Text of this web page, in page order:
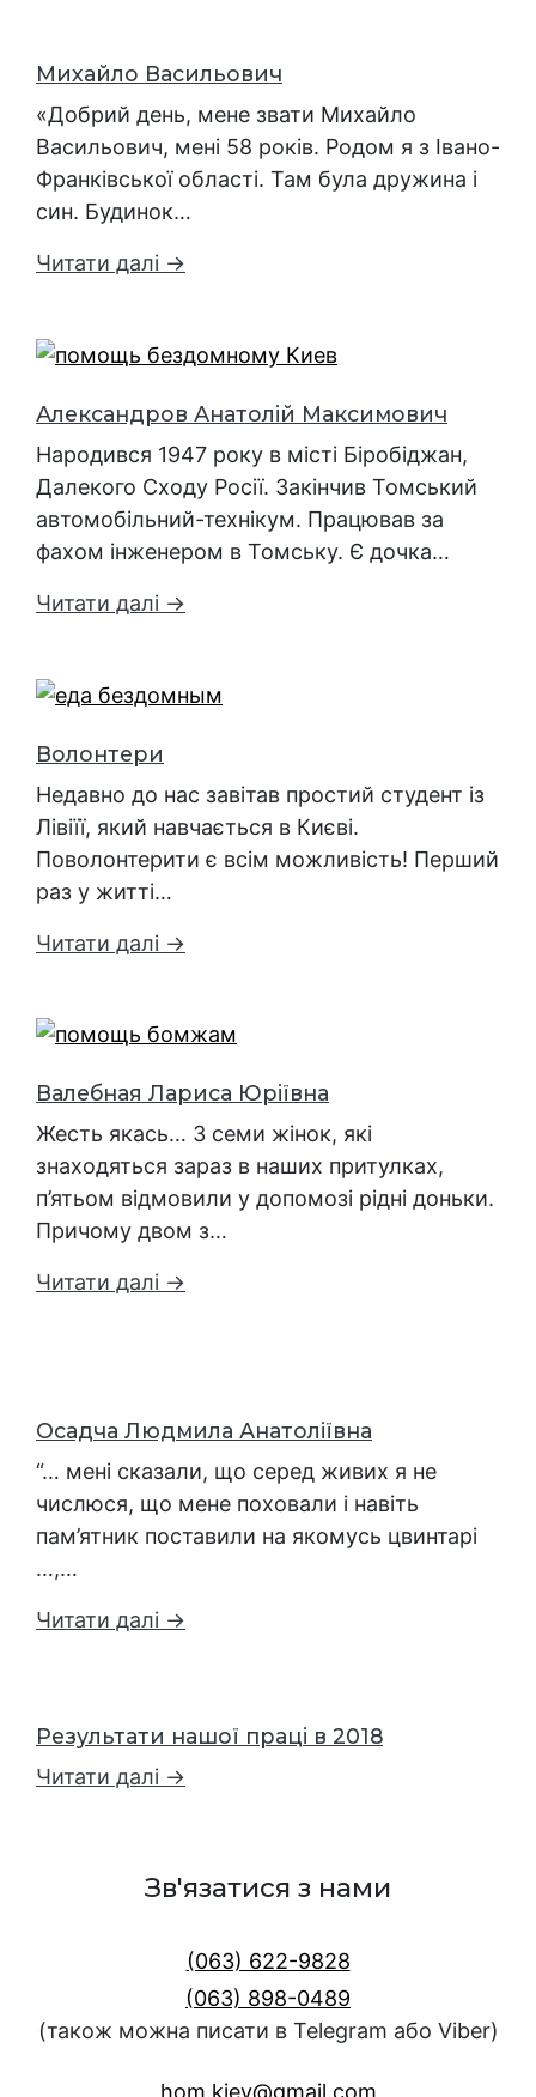
Михайло Васильович
«Добрий день, мене звати Михайло
Васильович, мені 58 років. Родом я з Івано-
Франківської області. Там була дружина і
син. Будинок…
Читати далі →
Александров Анатолій Максимович
Народився 1947 року в місті Біробіджан,
Далекого Сходу Росії. Закінчив Томський
автомобільний-технікум. Працював за
фахом інженером в Томську. Є дочка…
Читати далі →
Волонтери
Недавно до нас завітав простий студент із
Лівіїї, який навчається в Києві.
Поволонтерити є всім можливість! Перший
раз у житті…
Читати далі →
Валебная Лариса Юріївна
Жесть якась… З семи жінок, які
знаходяться зараз в наших притулках,
п’ятьом відмовили у допомозі рідні доньки.
Причому двом з…
Читати далі →
Осадча Людмила Анатоліївна
“… мені сказали, що серед живих я не
числюся, що мене поховали і навіть
пам’ятник поставили на якомусь цвинтарі
…,…
Читати далі →
Результати нашої праці в 2018
Читати далі →
Зв'язатися з нами
(063) 622-9828
(063) 898-0489
(також можна писати в Telegram або Viber)
hom.kiev@gmail.com